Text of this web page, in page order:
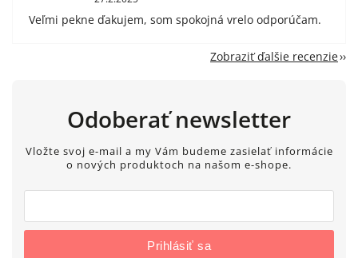
Veľmi pekne ďakujem, som spokojná vrelo odporúčam.
Zobraziť ďalšie recenzie
Odoberať newsletter
Vložte svoj e-mail a my Vám budeme zasielať informácie
o nových produktoch na našom e-shope.
Prihlásiť sa